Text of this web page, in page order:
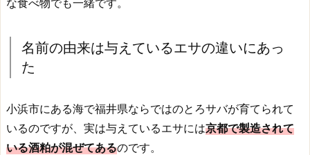
な食べ物でも一緒です。
名前の由来は与えているエサの違いにあっ
た
小浜市にある海で福井県ならではのとろサバが育てられて
いるのですが、実は与えているエサには京都で製造されて
いる酒粕が混ぜてあるのです。